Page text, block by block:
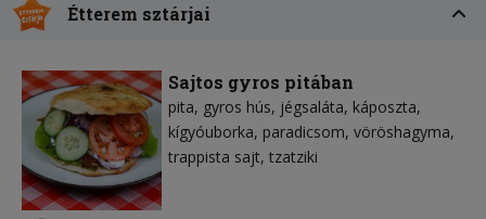
Étterem sztárjai
Sajtos gyros pitában
pita gyros hús jégsaláta káposzta
kígyóuborka paradicsom vöröshagyma
trappista sajt tzatziki